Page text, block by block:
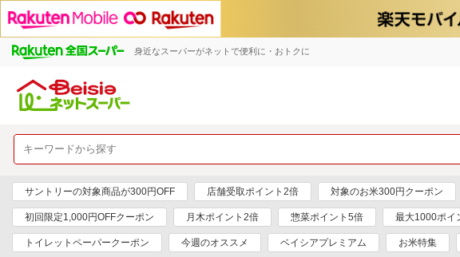
身近なスーパーがネットで便利に・おトクに
サントリーの対象商品が300円OFF 店舗受取ポイント2倍 対象のお米300円クーポン
初回限定1,000円OFFクーポン 月木ポイント2倍 惣菜ポイント5倍 最大1000ポイ
トイレットペーパークーポン 今週のオススメ ベイシアプレミアム お米特集